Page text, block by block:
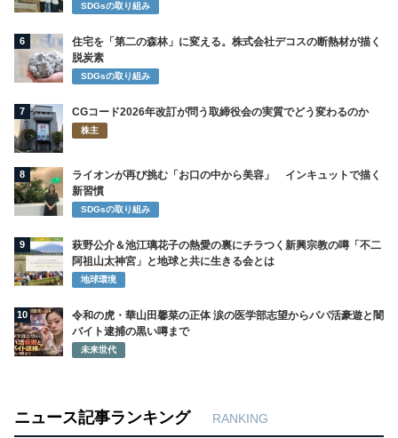
SDGsの取り組み
6
住宅を「第二の森林」に変える。株式会社デコスの断熱材が描く
脱炭素
SDGsの取り組み
7 CGコード2026年改訂が問う取締役会の実質でどう変わるのか
株主
8
ライオンが再び挑む「お口の中から美容」 インキュットで描く
新習慣
SDGsの取り組み
9
萩野公介＆池江璃花子の熱愛の裏にチラつく新興宗教の噂「不二
阿祖山太神宮」と地球と共に生きる会とは
地球環境
10
令和の虎・華山田馨菜の正体 涙の医学部志望からパパ活豪遊と闇
バイト逮捕の黒い噂まで
未来世代
ニュース記事ランキング RANKING